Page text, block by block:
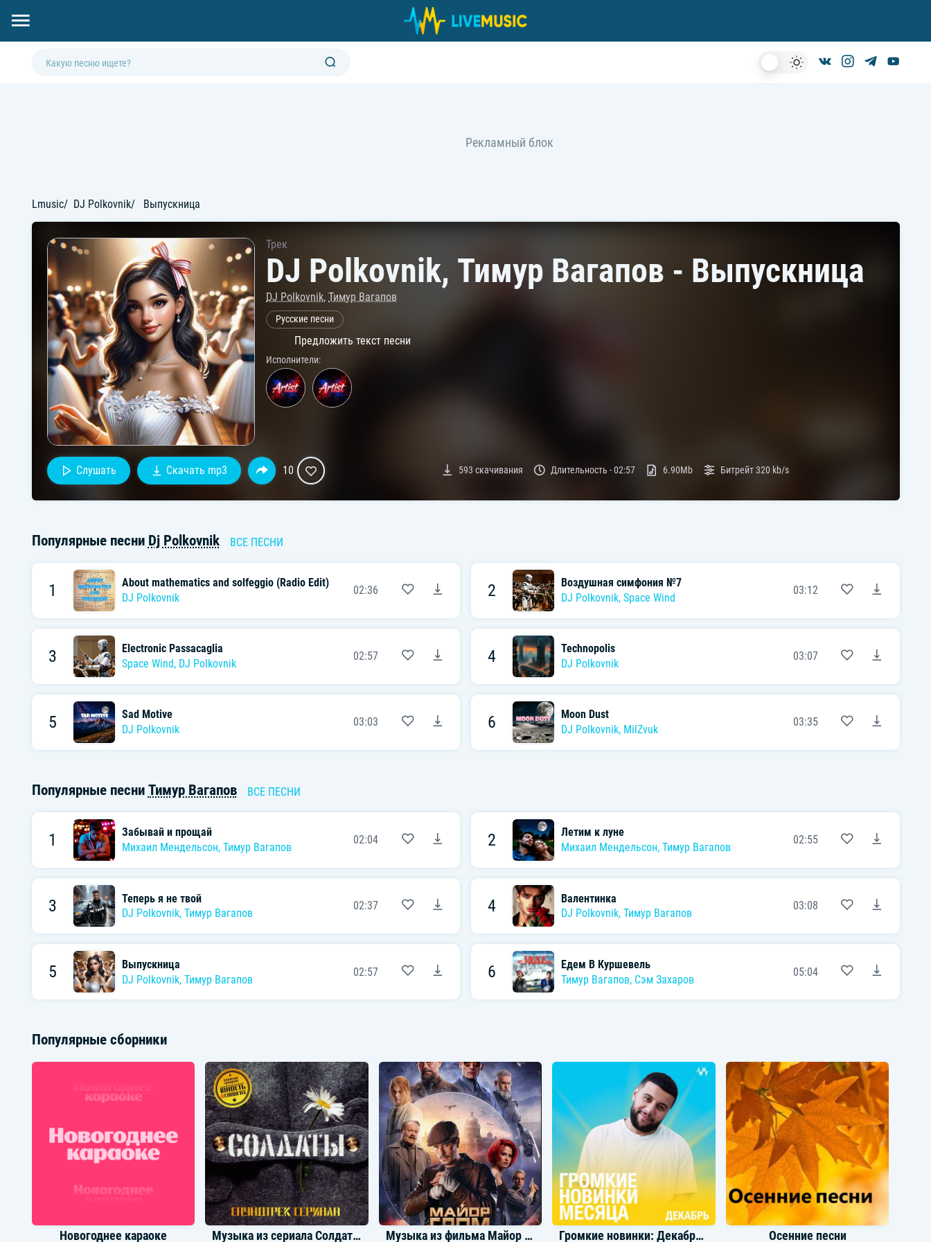
Lmusic DJ Polkovnik Выпускница
Трек
DJ Polkovnik, Тимур Вагапов - Выпускница
DJ Polkovnik,Тимур Вагапов
Русские песни
Предложить текст песни
Исполнители:
Слушать Скачать mp3 10 593 скачивания Длительность -02:57 6.90Mb Битрейт320 kb/s
Популярные песни Dj Polkovnik ВСЕ ПЕСНИ
1
About mathematics and solfeggio (Radio Edit)
DJ Polkovnik
02:36 2
Воздушная симфония №7
DJ Polkovnik, Space Wind
03:12
3
Electronic Passacaglia
Space Wind, DJ Polkovnik
02:57 4
Technopolis
DJ Polkovnik
03:07
5
Sad Motive
DJ Polkovnik
03:03 6
Moon Dust
DJ Polkovnik, MilZvuk
03:35
Популярные песни Тимур Вагапов ВСЕ ПЕСНИ
1
Забывай и прощай
Михаил Мендельсон, Тимур Вагапов
02:04 2
Летим к луне
Михаил Мендельсон, Тимур Вагапов
02:55
3
Теперь я не твой
DJ Polkovnik, Тимур Вагапов
02:37 4
Валентинка
DJ Polkovnik, Тимур Вагапов
03:08
5
Выпускница
DJ Polkovnik, Тимур Вагапов
02:57 6
Едем В Куршевель
Тимур Вагапов, Сэм Захаров
05:04
Популярные сборники
Новогоднее караоке Музыка из сериала Солдаты Музыка из фильма Майор Гром: Игра Громкие новинки: Декабрь 2022 Осенние песни